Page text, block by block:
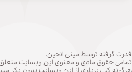
قدرت گرفته توسط مینی انجین.
تمامی حقوق مادی و معنوی این وبسایت متعلق